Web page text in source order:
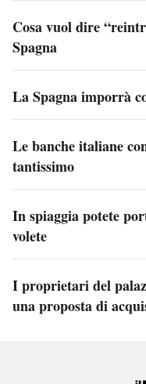
Cosa vuol dire
Spagna
La Spagna imporrà
Le banche italiane
tantissimo
In spiaggia potete
volete
I proprietari del
una proposta di